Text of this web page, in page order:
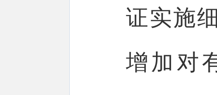
证实施
增加对